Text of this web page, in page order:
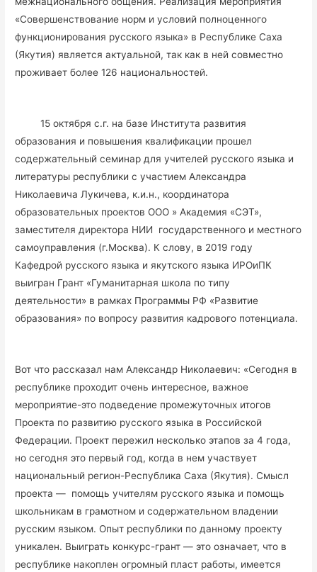
«Совершенствование норм и условий полноценного
функционирования русского языка» в Республике Саха
(Якутия) является актуальной, так как в ней совместно
проживает более 126 национальностей.
15 октября с.г. на базе Института развития
образования и повышения квалификации прошел
содержательный семинар для учителей русского языка и
литературы республики с участием Александра
Николаевича Лукичева, к.и.н., координатора
образовательных проектов ООО » Академия «СЭТ»,
заместителя директора НИИ государственного и местного
самоуправления (г.Москва). К слову, в 2019 году
Кафедрой русского языка и якутского языка ИРОиПК
выигран Грант «Гуманитарная школа по типу
деятельности» в рамках Программы РФ «Развитие
образования» по вопросу развития кадрового потенциала.
Вот что рассказал нам Александр Николаевич: «Сегодня в
республике проходит очень интересное, важное
мероприятие-это подведение промежуточных итогов
Проекта по развитию русского языка в Российской
Федерации. Проект пережил несколько этапов за 4 года,
но сегодня это первый год, когда в нем участвует
национальный регион-Республика Саха (Якутия). Смысл
проекта — помощь учителям русского языка и помощь
школьникам в грамотном и содержательном владении
русским языком. Опыт республики по данному проекту
уникален. Выиграть конкурс-грант — это означает, что в
республике накоплен огромный пласт работы, имеется